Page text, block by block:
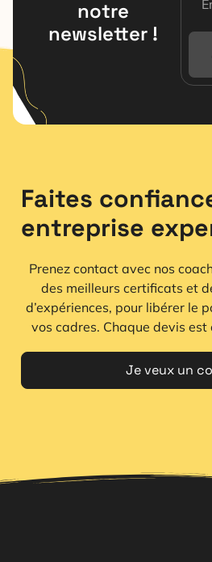
notre
newsletter !
Faites
entreprise
Prenez contact avec nos
des meilleurs certificats et
d’expériences, pour libérer le
vos cadres. Chaque devis
Je veux un